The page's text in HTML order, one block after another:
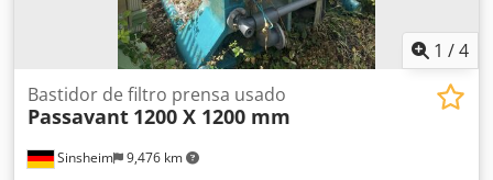
1 /4
Sinsheim 9,476 km
Bastidor de filtro prensa usado
Passavant 1200 X 1200 mm